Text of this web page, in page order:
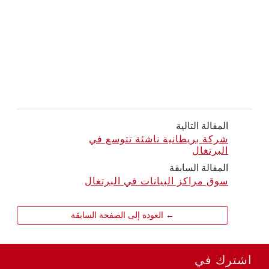
المقالة التالية
شركة بريطانية ناشئة تتوسع في
البرتغال
المقالة السابقة
سوق مراكز البيانات في البرتغال
← العودة إلى الصفحة السابقة
اشترك في